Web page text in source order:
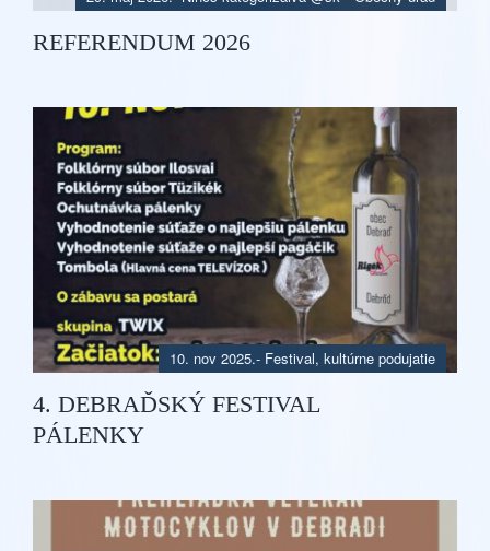
REFERENDUM 2026
- Festival, kultúrne podujatie
10. nov 2025.
4. DEBRAĎSKÝ FESTIVAL
PÁLENKY